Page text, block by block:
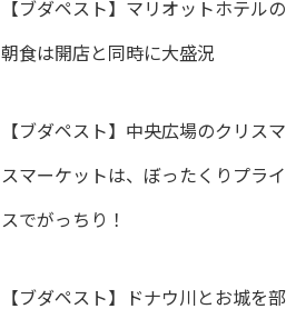
【ブダペスト】マリオットホテルの
朝食は開店と同時に大盛況
【ブダペスト】中央広場のクリスマ
スマーケットは、ぼったくりプライ
スでがっちり！
【ブダペスト】ドナウ川とお城を部